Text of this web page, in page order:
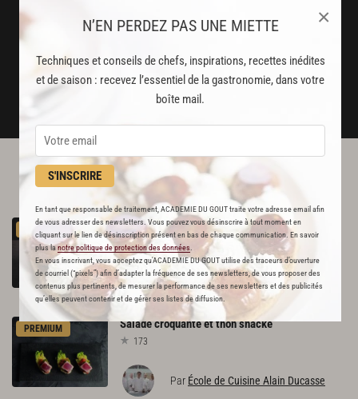
N’EN PERDEZ PAS UNE MIETTE
Techniques et conseils de chefs, inspirations, recettes inédites
et de saison : recevez l’essentiel de la gastronomie, dans votre
boîte mail.
S'INSCRIRE
En tant que responsable de traitement, ACADEMIE DU GOUT traite votre adresse email afin
de vous adresser des newsletters. Vous pouvez vous désinscrire à tout moment en
cliquant sur le lien de désinscription présent en bas de chaque communication. En savoir
plus lanotre politique de protection des données
En vous inscrivant, vous acceptez qu'ACADEMIE DU GOUT utilise des traceurs d’ouverture
de courriel (“pixels”) afin d’adapter la fréquence de ses newsletters, de vous proposer des
contenus plus pertinents, de mesurer la performance de ses newsletters et des publicités
qu’elles peuvent contenir et de gérer ses listes de diffusion.
×
un service garanti sans publicité
JE M'ABONNE
DÉJÀ ABONNÉ(E) ? JE ME CONNECTE
L'ACADÉMIE DU GOÛT VOUS
RECOMMANDE
PREMIUM Saladecésar,vinaigrettetruffée
342
ParJulien Duboué
CHEF
PREMIUM Saladecroquanteetthonsnacké
173
Par École de Cuisine Alain Ducasse